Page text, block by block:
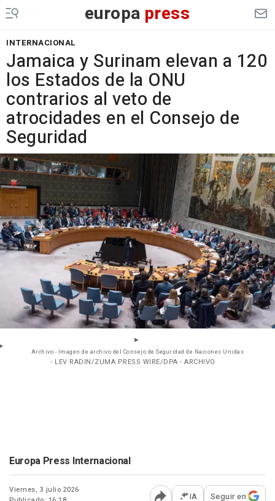
europa press
INTERNACIONAL
Jamaica y Surinam elevan a 120
los Estados de la ONU
contrarios al veto de
atrocidades en el Consejo de
Seguridad
Archivo - Imagen de archivo del Consejo de Seguridad de Naciones Unidas
- LEV RADIN/ZUMA PRESS WIRE/DPA - ARCHIVO
Europa Press Internacional
Viernes, 3 julio 2026
IA Seguir en